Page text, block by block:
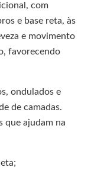
com
e base reta, às
e movimento
favorecendo
ondulados e
de camadas.
que ajudam na